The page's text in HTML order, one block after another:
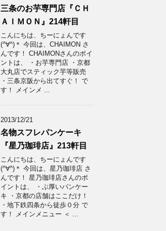
三条のお芋専門店『ＣＨ
ＡＩＭＯＮ』214軒目
こんにちは、ちーにょんです
(^∀^)＊ 今回は、CHAIMON さ
んです！ CHAIMONさんのポイ
ントは、 ・お芋専門店 ・京都
大丸店でスティック芋等販売
・三条京阪から出てすぐ！ で
す！ メインメ ...
2013/12/21
名物スフレパンケーキ
『星乃珈琲店』213軒目
こんにちは、ちーにょんです
(^∀^)＊ 今回は、星乃珈琲店 さ
んです！ 星乃珈琲店さんのポ
イントは、 ・ぶ厚いパンケー
キ ・京都の店舗はここだけ！
・地下鉄四条から徒歩０分 で
す！ メインメニュー ＜ ...